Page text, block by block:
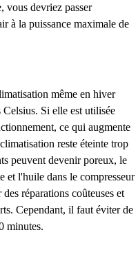
vous devriez passer
à la puissance maximale de
même en hiver
Celsius. Si elle est utilisée
ce qui augmente
reste éteinte trop
peuvent devenir poreux, le
et l'huile dans le compresseur
réparations coûteuses et
Cependant, il faut éviter de
minutes.